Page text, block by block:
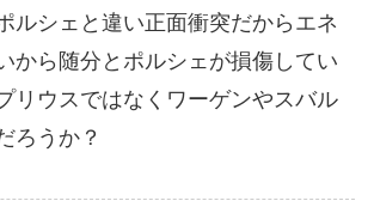
ルシェと違い正面衝突だからエネ
から随分とポルシェが損傷してい
リウスではなくワーゲンやスバル
ろうか？